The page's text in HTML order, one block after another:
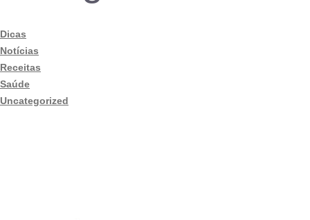
Dicas
Notícias
Receitas
Saúde
Uncategorized